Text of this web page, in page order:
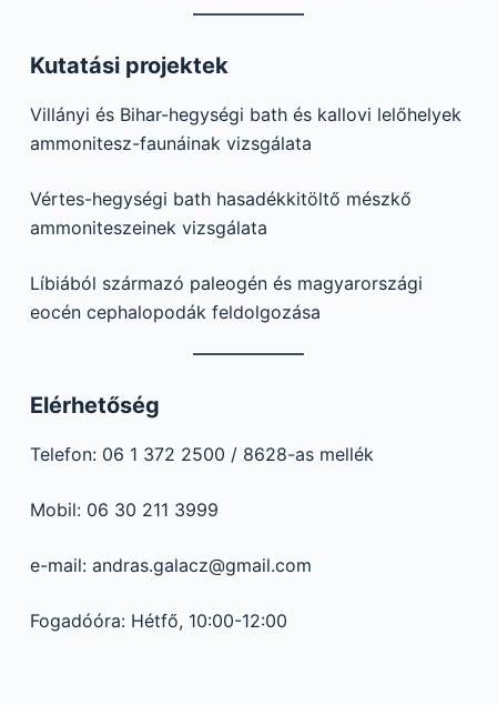
Kutatási projektek
Villányi és Bihar-hegységi bath és kallovi lelőhelyek
ammonitesz-faunáinak vizsgálata
Vértes-hegységi bath hasadékkitöltő mészkő
ammoniteszeinek vizsgálata
Líbiából származó paleogén és magyarországi
eocén cephalopodák feldolgozása
Elérhetőség
Telefon: 06 1 372 2500 / 8628-as mellék
Mobil: 06 30 211 3999
e-mail: andras.galacz@gmail.com
Fogadóóra: Hétfő, 10:00-12:00